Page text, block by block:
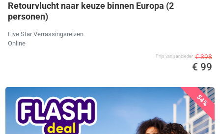
Retourvlucht naar keuze binnen Europa (2
personen)
Five Star Verrassingsreizen
Online
Prijs van aanbieder € 398
€ 99
54%